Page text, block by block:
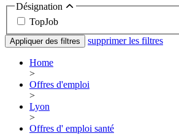
Désignation
TopJob
Appliquer des filtres supprimer les filtres
Home
>
Offres d'emploi
>
Lyon
>
Offres d' emploi santé